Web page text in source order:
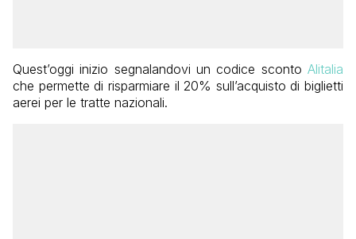
Quest’oggi inizio segnalandovi un codice sconto Alitalia
che permette di risparmiare il 20% sull’acquisto di biglietti
aerei per le tratte nazionali.